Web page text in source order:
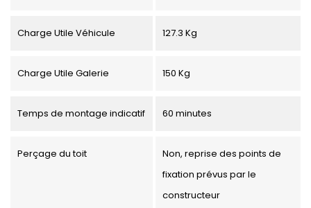
Charge Utile Véhicule 127.3 Kg
Charge Utile Galerie 150 Kg
Temps de montage indicatif 60 minutes
Perçage du toit
Non, reprise des points de
fixation prévus par le
constructeur